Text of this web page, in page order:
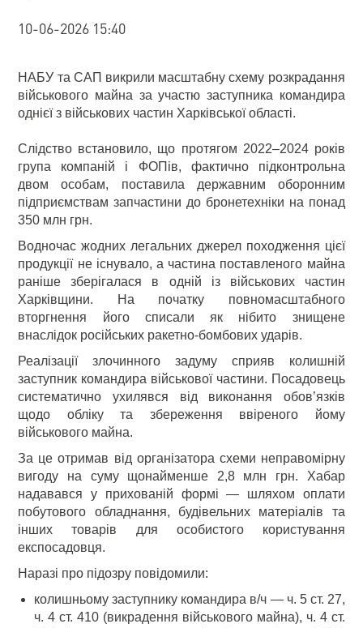
10-06-2026 15:40
НАБУ та САП викрили масштабну схему розкрадання
військового майна за участю заступника командира
однієї з військових частин Харківської області.
Слідство встановило, що протягом 2022–2024 років
група компаній і ФОПів, фактично підконтрольна
двом особам, поставила державним оборонним
підприємствам запчастини до бронетехніки на понад
350 млн грн.
Водночас жодних легальних джерел походження цієї
продукції не існувало, а частина поставленого майна
раніше зберігалася в одній із військових частин
Харківщини. На початку повномасштабного
вторгнення його списали як нібито знищене
внаслідок російських ракетно-бомбових ударів.
Реалізації злочинного задуму сприяв колишній
заступник командира військової частини. Посадовець
систематично ухилявся від виконання обов’язків
щодо обліку та збереження ввіреного йому
військового майна.
За це отримав від організатора схеми неправомірну
вигоду на суму щонайменше 2,8 млн грн. Хабар
надавався у прихованій формі — шляхом оплати
побутового обладнання, будівельних матеріалів та
інших товарів для особистого користування
експосадовця.
Наразі про підозру повідомили:
колишньому заступнику командира в/ч — ч. 5 ст. 27,
ч. 4 ст. 410 (викрадення військового майна), ч. 4 ст.